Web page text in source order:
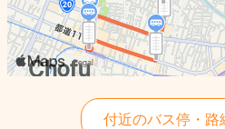
付近のバス停・路